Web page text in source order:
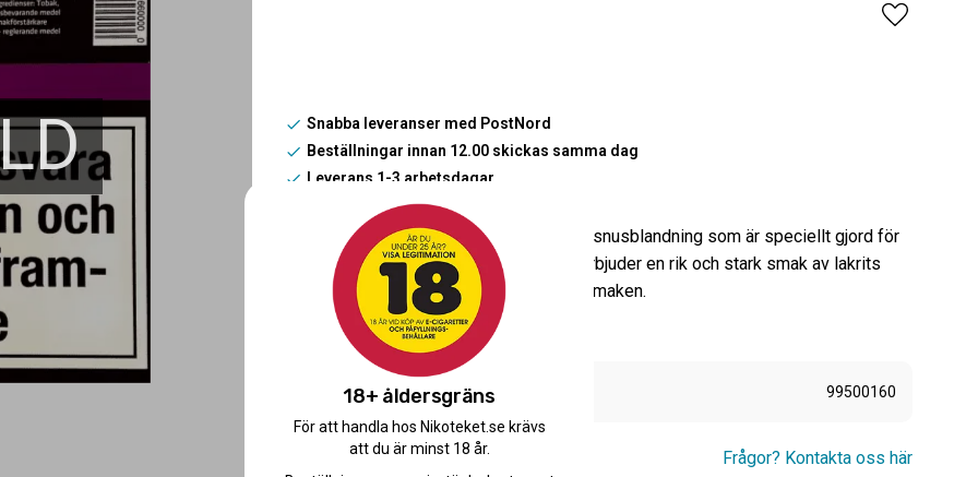
Lägg till i
Snabba leveranser med PostNord
Beställningar innan 12.00 skickas samma dag
Leverans 1-3 arbetsdagar
Artikelnr 99500160
Frågor? Kontakta oss här
Beskrivning:
NY VIKT 160g! X-15 Lakrits: Detta är en snusblandning som är speciellt gjord för
dig som älskar smaken av lakrits. Den erbjuder en rik och stark smak av lakrits
som är perfekt balanserad med tobakssmaken.
18+ åldersgräns
För att handla hos Nikoteket.se krävs
att du är minst 18 år.